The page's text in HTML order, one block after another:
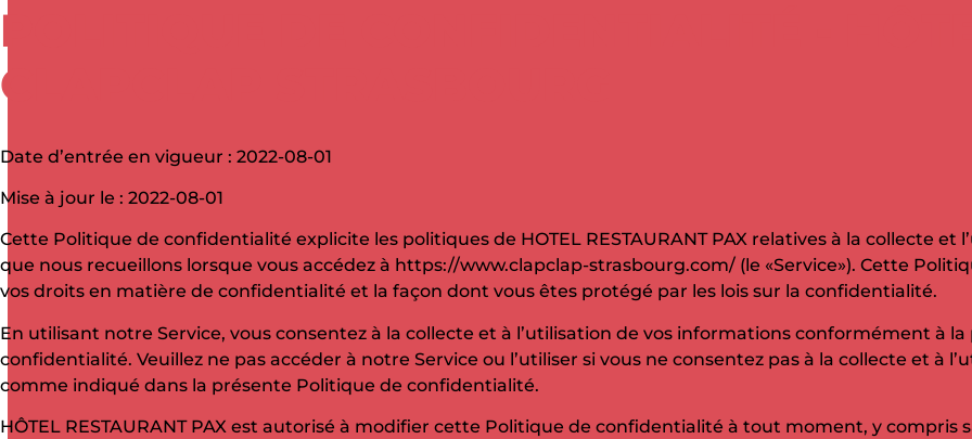
POLITIQUE DE CONFIDENTIALITÉ -
CLAPCLAP STRASBOURG
Date d’entrée en vigueur : 2022-08-01
Mise à jour le : 2022-08-01
Cette Politique de confidentialité explicite les politiques de HOTEL RESTAURANT PAX relatives à la collecte et
que nous recueillons lorsque vous accédez à https://www.clapclap-strasbourg.com/ (le «Service»). Cette
vos droits en matière de confidentialité et la façon dont vous êtes protégé par les lois sur la confidentialité.
En utilisant notre Service, vous consentez à la collecte et à l’utilisation de vos informations conformément à
confidentialité. Veuillez ne pas accéder à notre Service ou l’utiliser si vous ne consentez pas à la collecte et à
comme indiqué dans la présente Politique de confidentialité.
HÔTEL RESTAURANT PAX est autorisé à modifier cette Politique de confidentialité à tout moment, y compris